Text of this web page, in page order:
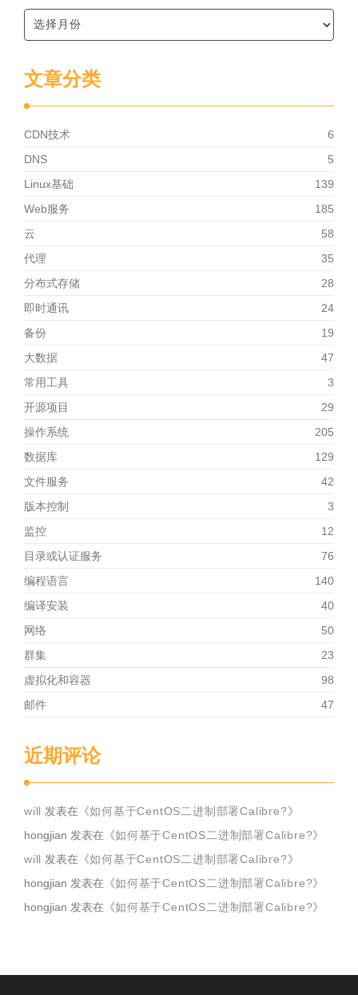
文章分类
CDN技术
6
DNS
5
Linux基础
139
Web服务
185
云
58
代理
35
分布式存储
28
即时通讯
24
备份
19
大数据
47
常用工具
3
开源项目
29
操作系统
205
数据库
129
文件服务
42
版本控制
3
监控
12
目录或认证服务
76
编程语言
140
编译安装
40
网络
50
群集
23
虚拟化和容器
98
邮件
47
近期评论
will 发表在《如何基于CentOS二进制部署Calibre?》
hongjian 发表在《如何基于CentOS二进制部署Calibre?》
will 发表在《如何基于CentOS二进制部署Calibre?》
hongjian 发表在《如何基于CentOS二进制部署Calibre?》
hongjian 发表在《如何基于CentOS二进制部署Calibre?》